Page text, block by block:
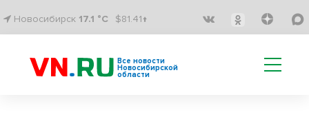
Новосибирск 17.1 °C $81.41↑
Все новости
Новосибирской
области